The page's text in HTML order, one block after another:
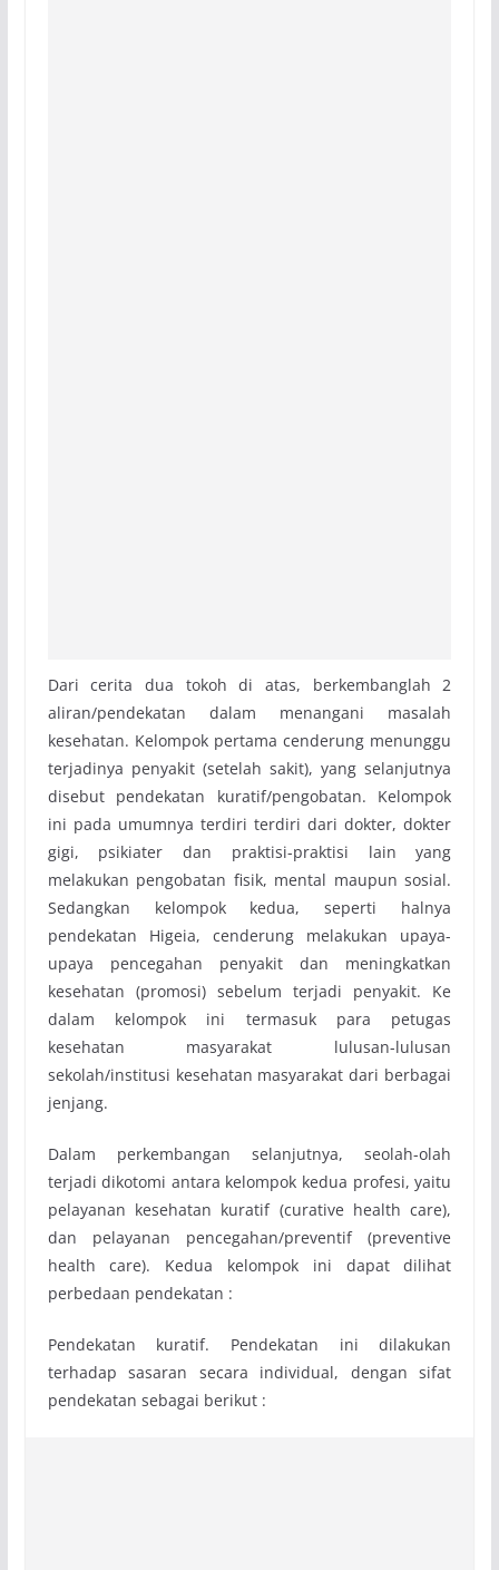
Dari cerita dua tokoh di atas, berkembanglah 2
aliran/pendekatan dalam menangani masalah
kesehatan. Kelompok pertama cenderung menunggu
terjadinya penyakit (setelah sakit), yang selanjutnya
disebut pendekatan kuratif/pengobatan. Kelompok
ini pada umumnya terdiri terdiri dari dokter, dokter
gigi, psikiater dan praktisi-praktisi lain yang
melakukan pengobatan fisik, mental maupun sosial.
Sedangkan kelompok kedua, seperti halnya
pendekatan Higeia, cenderung melakukan upaya-
upaya pencegahan penyakit dan meningkatkan
kesehatan (promosi) sebelum terjadi penyakit. Ke
dalam kelompok ini termasuk para petugas
kesehatan masyarakat lulusan-lulusan
sekolah/institusi kesehatan masyarakat dari berbagai
jenjang.
Dalam perkembangan selanjutnya, seolah-olah
terjadi dikotomi antara kelompok kedua profesi, yaitu
pelayanan kesehatan kuratif (curative health care),
dan pelayanan pencegahan/preventif (preventive
health care). Kedua kelompok ini dapat dilihat
perbedaan pendekatan :
Pendekatan kuratif. Pendekatan ini dilakukan
terhadap sasaran secara individual, dengan sifat
pendekatan sebagai berikut :